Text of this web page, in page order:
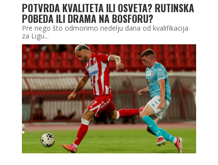
POTVRDA KVALITETA ILI OSVETA? RUTINSKA
POBEDA ILI DRAMA NA BOSFORU?
Pre nego što odmorimo nedelju dana od kvalifikacija
za Ligu...